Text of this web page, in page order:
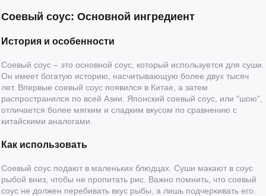
Соевый соус: Основной ингредиент
История и особенности
Соевый соус – это основной соус, который используется для суши.
Он имеет богатую историю, насчитывающую более двух тысяч
лет. Впервые соевый соус появился в Китае, а затем
распространился по всей Азии. Японский соевый соус, или "шою",
отличается более мягким и сладким вкусом по сравнению с
китайскими аналогами.
Как использовать
Соевый соус подают в маленьких блюдцах. Суши макают в соус
рыбой вниз, чтобы не пропитать рис. Важно помнить, что соевый
соус не должен перебивать вкус рыбы, а лишь подчеркивать его.